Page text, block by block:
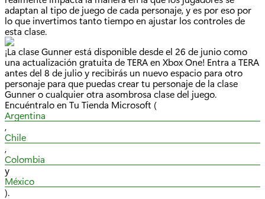
adaptan al tipo de juego de cada personaje, y es por eso por
lo que invertimos tanto tiempo en ajustar los controles de
esta clase.
¡La clase Gunner está disponible desde el 26 de junio como
una actualización gratuita de TERA en Xbox One! Entra a TERA
antes del 8 de julio y recibirás un nuevo espacio para otro
personaje para que puedas crear tu personaje de la clase
Gunner o cualquier otra asombrosa clase del juego.
Encuéntralo en Tu Tienda Microsoft (
Argentina
,
Chile
,
Colombia
y
México
).